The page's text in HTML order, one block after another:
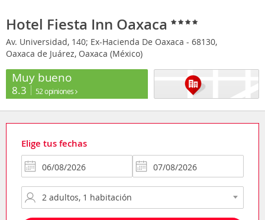
Hotel Fiesta Inn Oaxaca
Av. Universidad, 140; Ex-Hacienda De Oaxaca - 68130,
Oaxaca de Juárez, Oaxaca (México)
Muy bueno
8.3 52 opiniones
Elige tus fechas